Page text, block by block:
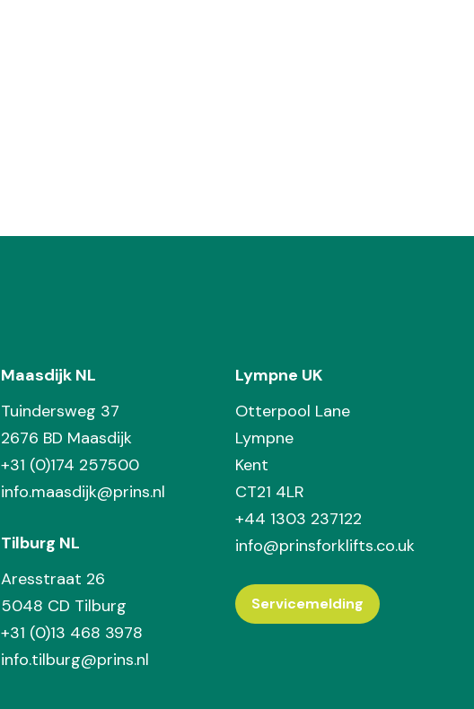
Maasdijk NL
Tuindersweg 37
2676 BD Maasdijk
+31 (0)174 257500
info.maasdijk@prins.nl
Tilburg NL
Aresstraat 26
5048 CD Tilburg
+31 (0)13 468 3978
info.tilburg@prins.nl
Lympne UK
Otterpool Lane
Lympne
Kent
CT21 4LR
+44 1303 237122
info@prinsforklifts.co.uk
Servicemelding